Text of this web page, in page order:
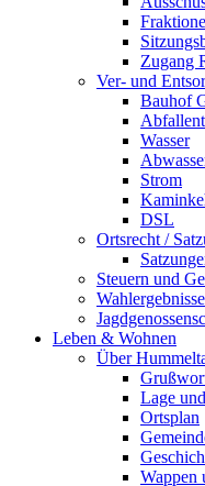
Zugang
Ver- und
Bauhof
Wasser
Strom
DSL
Ortsrecht /
Steuern und
Wahlergebnisse
Leben & Wohnen
Über
Lage
Ortsplan
Wappen